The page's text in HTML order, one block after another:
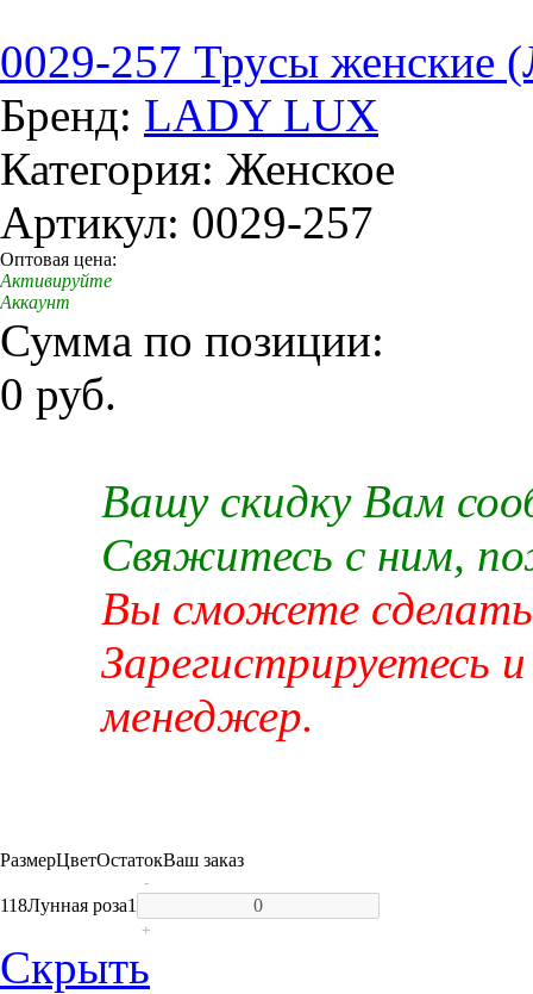
0029-257 Трусы женские
Бренд: LADY LUX
Категория: Женское
Артикул: 0029-257
Оптовая цена:
Активируйте
Аккаунт
Сумма по позиции:
0 руб.
Вашу скидку Вам
Свяжитесь с ним,
Вы сможете сделать
Зарегистрируетесь
менеджер.
РазмерЦветОстатокВаш заказ
118Лунная роза1
-
+
Скрыть